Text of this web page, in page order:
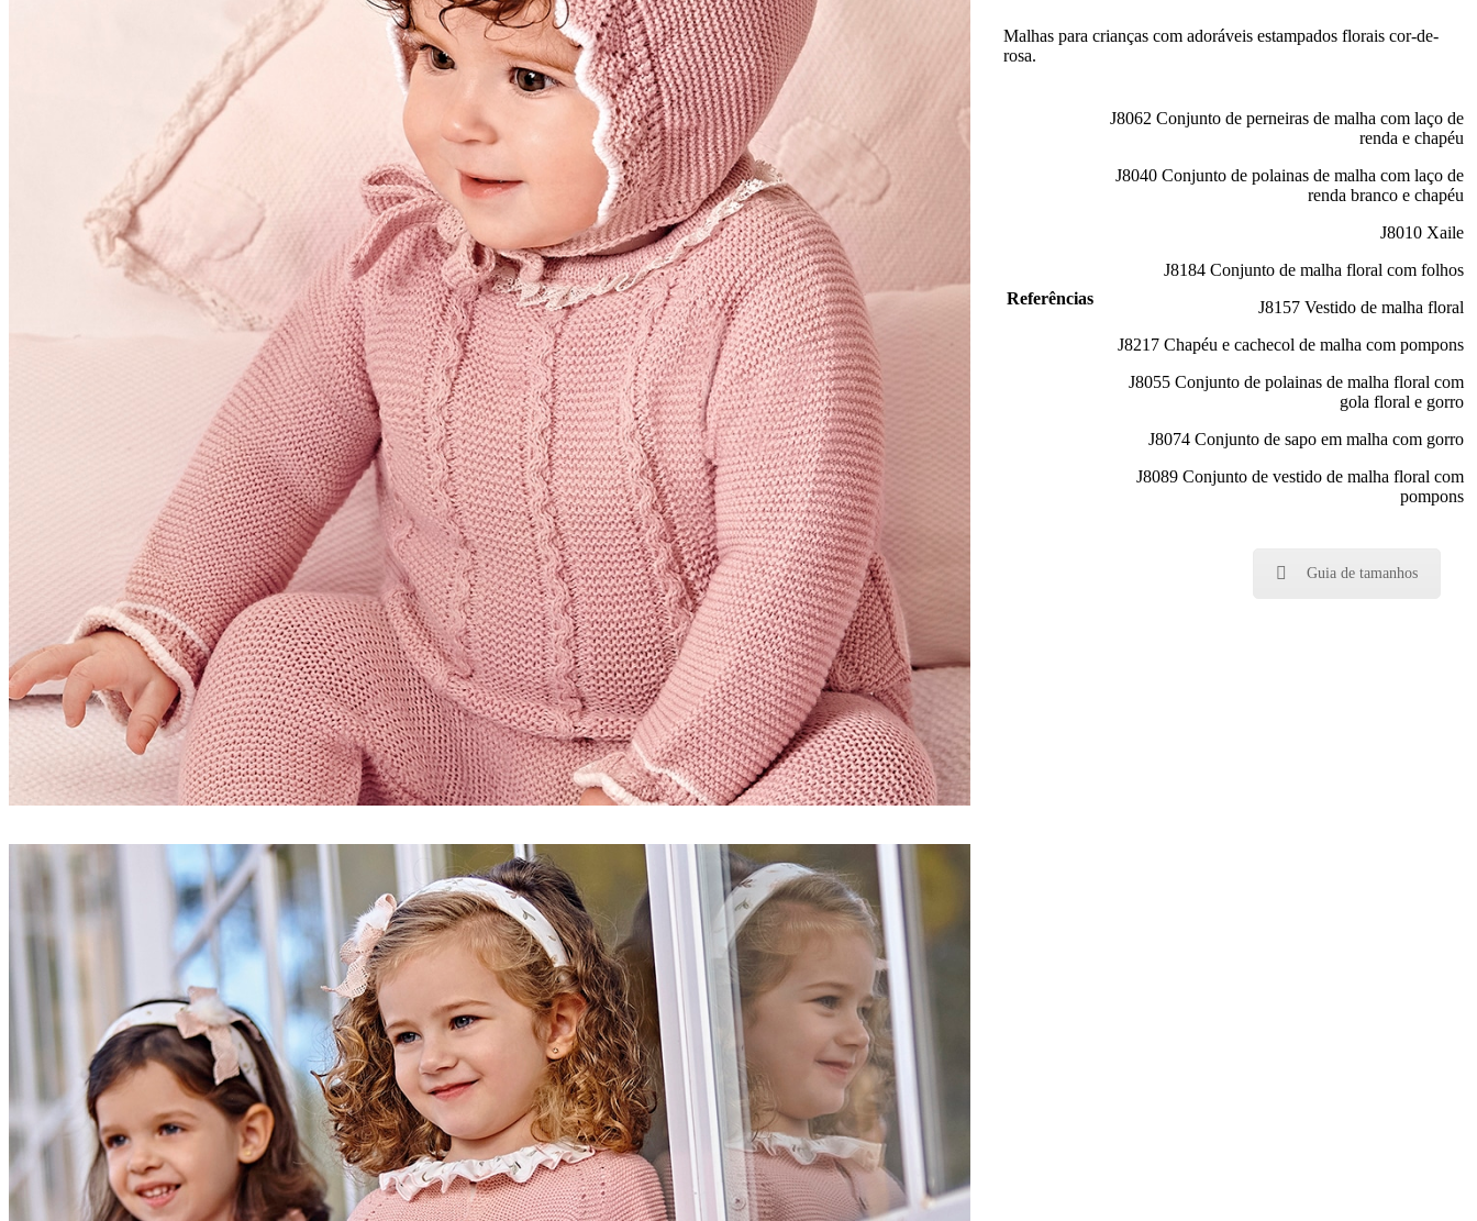
Malhas para crianças com adoráveis estampados florais cor-de-
rosa.
Referências
J8062 Conjunto de perneiras de malha com laço de
renda e chapéu
J8040 Conjunto de polainas de malha com laço de
renda branco e chapéu
J8010 Xaile
J8184 Conjunto de malha floral com folhos
J8157 Vestido de malha floral
J8217 Chapéu e cachecol de malha com pompons
J8055 Conjunto de polainas de malha floral com
gola floral e gorro
J8074 Conjunto de sapo em malha com gorro
J8089 Conjunto de vestido de malha floral com
pompons
Guia de tamanhos